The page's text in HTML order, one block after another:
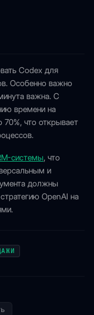
Codex для
Особенно важно
важна. С
времени на
70%, что открывает
системы, что
и
должны
OpenAI на